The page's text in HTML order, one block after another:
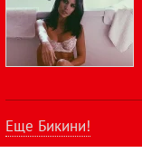
Еще Бикини!